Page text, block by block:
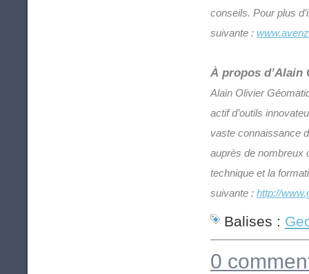
conseils. Pour plus
suivante :
À propos d’Alain
Alain Olivier
actif d’outils
vaste connaissance
auprès de nombreux
technique et la
suivante : http://
Balises :
0